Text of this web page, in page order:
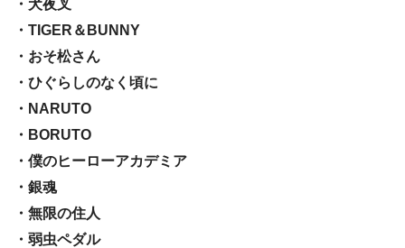
・犬夜叉
・TIGER＆BUNNY
・おそ松さん
・ひぐらしのなく頃に
・NARUTO
・BORUTO
・僕のヒーローアカデミア
・銀魂
・無限の住人
・弱虫ペダル